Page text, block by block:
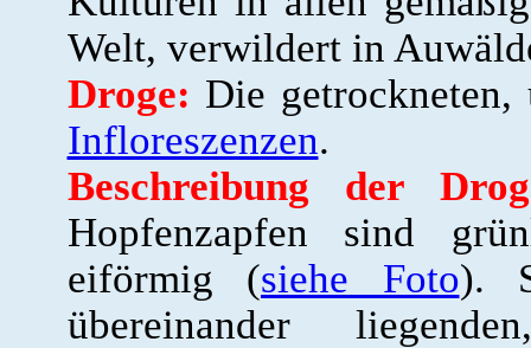
Welt, verwildert in
Droge: Die getrockneten,
Infloreszenzen.
Beschreibung der
Hopfenzapfen sind
eiförmig (siehe Foto).
übereinander